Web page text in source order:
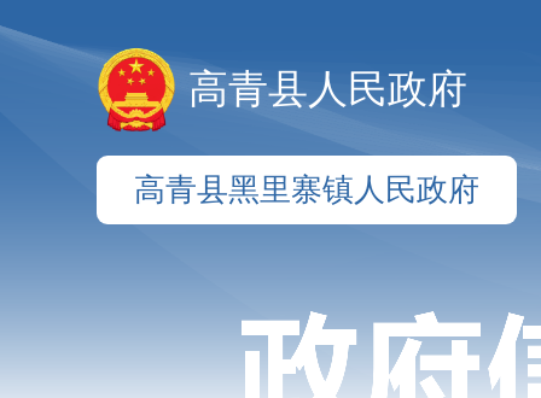
高青县人民政府
高青县黑里寨镇人民政府